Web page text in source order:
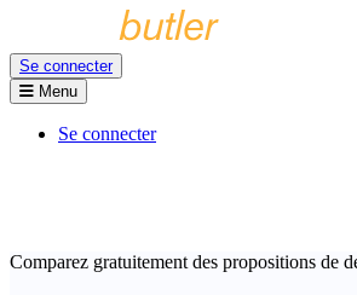
Se connecter
Menu
Se connecter
Comparez gratuitement des propositions de